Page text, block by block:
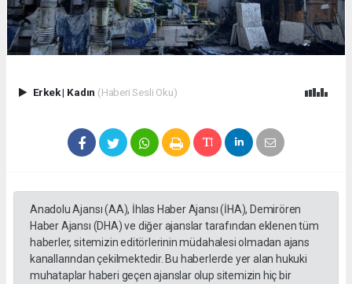
Erkek| Kadın (Haberi Sesli Oku)
Anadolu Ajansı (AA), İhlas Haber Ajansı (İHA), Demirören
Haber Ajansı (DHA) ve diğer ajanslar tarafından eklenen tüm
haberler, sitemizin editörlerinin müdahalesi olmadan ajans
kanallarından çekilmektedir. Bu haberlerde yer alan hukuki
muhataplar haberi geçen ajanslar olup sitemizin hiç bir